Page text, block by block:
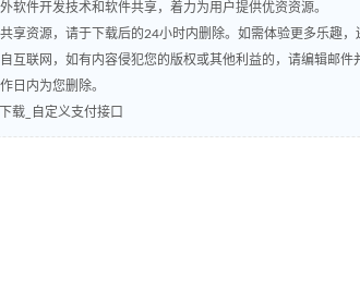
软件开发技术和软件共享，着力为用户提供优资资源。
享资源，请于下载后的24小时内删除。如需体验更多乐趣，
互联网，如有内容侵犯您的版权或其他利益的，请编辑邮
日内为您删除。
载_自定义支付接口